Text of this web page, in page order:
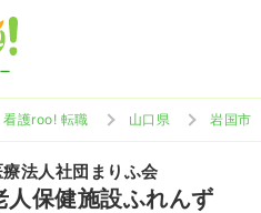
看護roo! 転職 山口県 岩国市
療法人社団まりふ会
人保健施設ふれんず